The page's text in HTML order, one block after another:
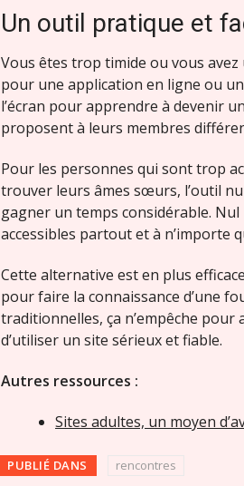
Un outil pratique et
Vous êtes trop timide ou vous
pour une application en ligne ou
l’écran pour apprendre à devenir
proposent à leurs membres
Pour les personnes qui sont trop
trouver leurs âmes sœurs, l’outil
gagner un temps considérable.
accessibles partout et à n’importe
Cette alternative est en plus
pour faire la connaissance d’une
traditionnelles, ça n’empêche pour
d’utiliser un site sérieux et fiable.
Autres ressources :
Sites adultes, un moyen
PUBLIÉ DANS rencontres